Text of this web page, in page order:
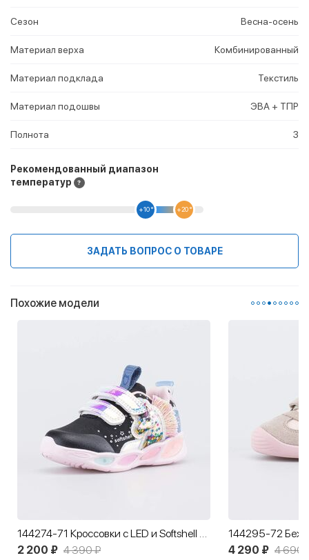
Сезон Весна-осень
Материал верха Комбинированный
Материал подклада Текстиль
Материал подошвы ЭВА + ТПР
Полнота 3
Рекомендованный диапазон
температур
+10 ° +20 °
ЗАДАТЬ ВОПРОС О ТОВАРЕ
Похожие модели
144274-71 Кроссовки с LED и Softshell Единорог
2 200 ₽ 4 390 ₽ 4 290 ₽ 4 690